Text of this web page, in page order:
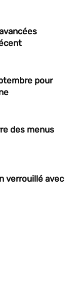
pour
des menus
verrouillé avec